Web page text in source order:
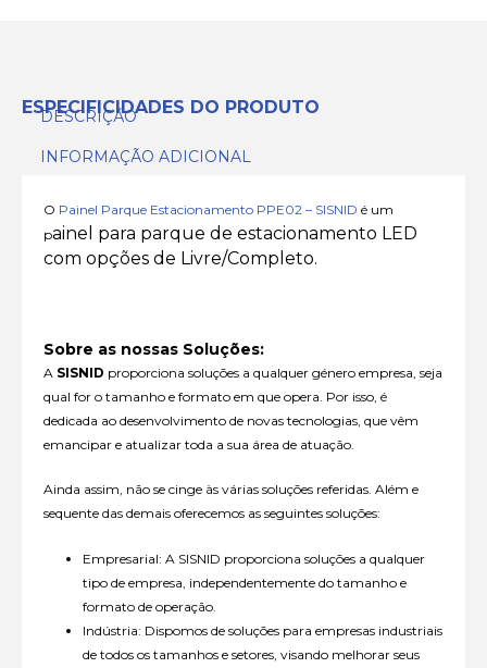
ESPECIFICIDADES DO PRODUTO
DESCRIÇÃO
INFORMAÇÃO ADICIONAL
O Painel Parque Estacionamento PPE02 – SISNID é um
painel para parque de estacionamento LED
com opções de Livre/Completo.
Sobre as nossas Soluções:
A SISNID proporciona soluções a qualquer género empresa, seja
qual for o tamanho e formato em que opera. Por isso, é
dedicada ao desenvolvimento de novas tecnologias, que vêm
emancipar e atualizar toda a sua área de atuação.
Ainda assim, não se cinge às várias soluções referidas. Além e
sequente das demais oferecemos as seguintes soluções:
Empresarial: A SISNID proporciona soluções a qualquer
tipo de empresa, independentemente do tamanho e
formato de operação.
Indústria: Dispomos de soluções para empresas industriais
de todos os tamanhos e setores, visando melhorar seus